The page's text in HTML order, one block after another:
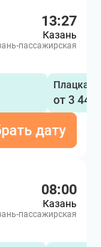
13:27
Казань
пассажирская
Плацкарт
от 3 448
дату
08:00
Казань
пассажирская